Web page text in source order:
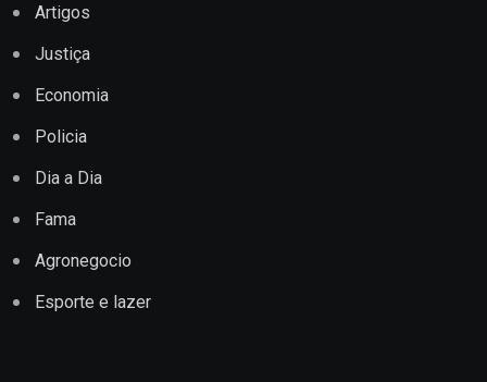
Artigos
Justiça
Economia
Policia
Dia a Dia
Fama
Agronegocio
Esporte e lazer